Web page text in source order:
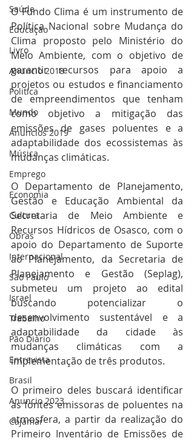
Saúde
Educação
Livro
Anuncio 2018
Politica
Mundo
Anuncios 2019
Música
Emprego
Economia
Cultura
Obras
Internacional
São Paulo
Israel
Trabalho
Pão Diário
Entrevista
Brasil
Anuncio 2023
Cajamar
O Fundo Clima é um instrumento de
Política Nacional sobre Mudança do
Clima proposto pelo Ministério do
Meio Ambiente, com o objetivo de
garantir recursos para apoio a
projetos ou estudos e financiamento
de empreendimentos que tenham
como objetivo a mitigação das
emissões de gases poluentes e a
adaptabilidade dos ecossistemas às
mudanças climáticas.
O Departamento de Planejamento,
Gestão e Educação Ambiental da
Secretaria de Meio Ambiente e
Recursos Hídricos de Osasco, com o
apoio do Departamento de Suporte
ao Planejamento, da Secretaria de
Planejamento e Gestão (Seplag),
submeteu um projeto ao edital
buscando potencializar o
desenvolvimento sustentável e a
adaptabilidade da cidade às
mudanças climáticas com a
implementação de três produtos.
O primeiro deles buscará identificar
as fontes emissoras de poluentes na
atmosfera, a partir da realização do
Primeiro Inventário de Emissões de